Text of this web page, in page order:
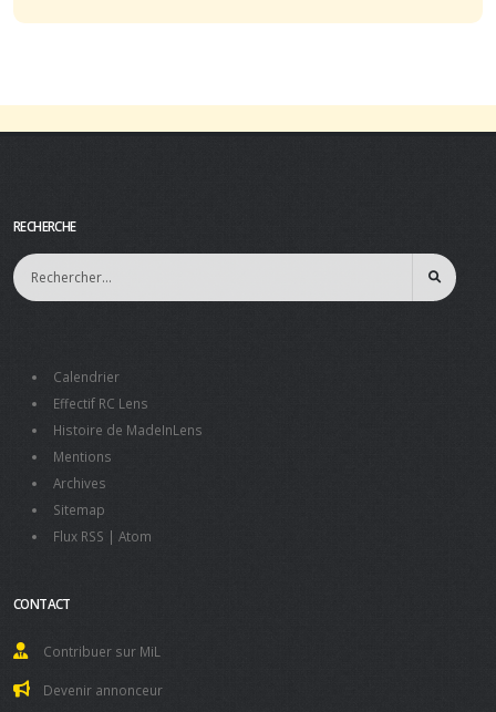
RECHERCHE
Calendrier
Effectif RC Lens
Histoire de MadeInLens
Mentions
Archives
Sitemap
Flux RSS | Atom
CONTACT
Contribuer sur MiL
Devenir annonceur